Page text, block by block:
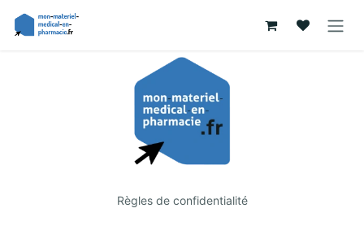
Se rendre au contenu
Règles de confidentialité